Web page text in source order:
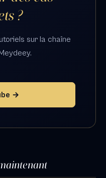
?
sur la chaîne
→